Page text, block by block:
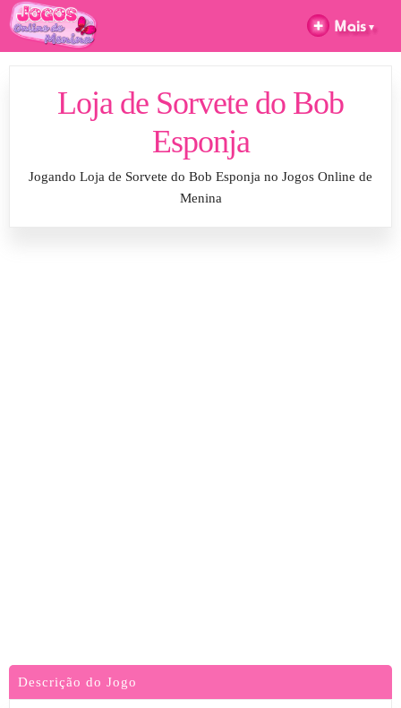
Loja de Sorvete do Bob
Esponja
Jogando Loja de Sorvete do Bob Esponja no Jogos Online de
Menina
Descrição do Jogo